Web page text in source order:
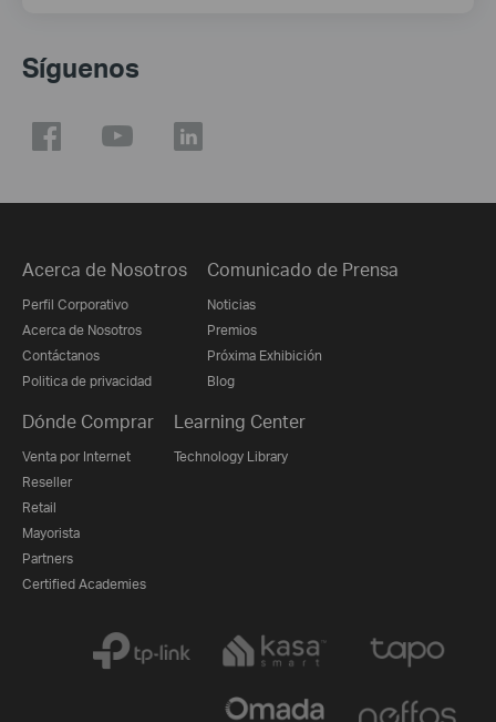
Síguenos
Acerca de Nosotros
Perfil Corporativo
Acerca de Nosotros
Contáctanos
Politica de privacidad
Comunicado de Prensa
Noticias
Premios
Próxima Exhibición
Blog
Dónde Comprar
Venta por Internet
Reseller
Retail
Mayorista
Partners
Certified Academies
Learning Center
Technology Library